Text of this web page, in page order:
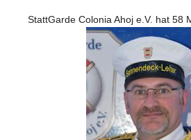
StattGarde Colonia Ahoj e.V. hat 58